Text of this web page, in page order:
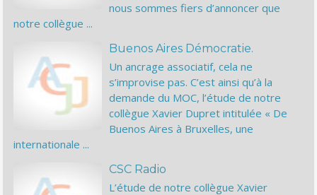
nous sommes fiers d’annoncer que
notre collègue ...
Buenos Aires Démocratie.
Un ancrage associatif, cela ne
s’improvise pas. C’est ainsi qu’à la
demande du MOC, l’étude de notre
collègue Xavier Dupret intitulée « De
Buenos Aires à Bruxelles, une
internationale ...
CSC Radio
L’étude de notre collègue Xavier